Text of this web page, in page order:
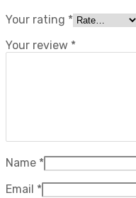
Your rating *
Your review *
Name *
Email *